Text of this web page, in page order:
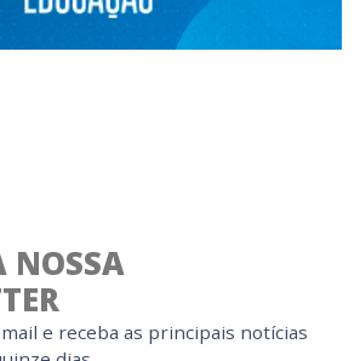
NOSSA
e receba as principais notícias